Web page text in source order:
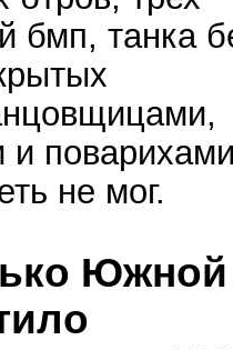
бмп, танка
и
не мог.
Южной